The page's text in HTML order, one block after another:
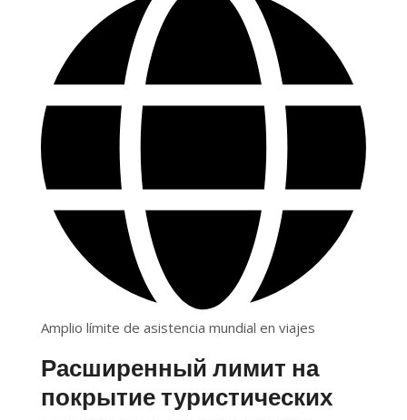
Amplio límite de asistencia mundial en viajes
Расширенный лимит на
покрытие туристических